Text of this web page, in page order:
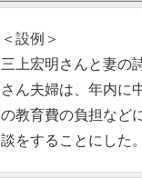
＜設例＞
三上宏明さんと妻の
さん夫婦は、年内に
の教育費の負担など
談をすることにした